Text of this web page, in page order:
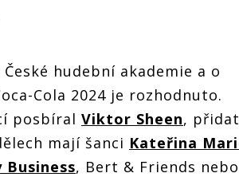
hudební akademie a o
Cola 2024 je rozhodnuto.
posbíral Viktor Sheen,
mají šanci Kateřina
Business, Bert & Friends nebo